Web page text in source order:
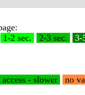
1-2 sec. 2-3 sec.
3-
- slower no